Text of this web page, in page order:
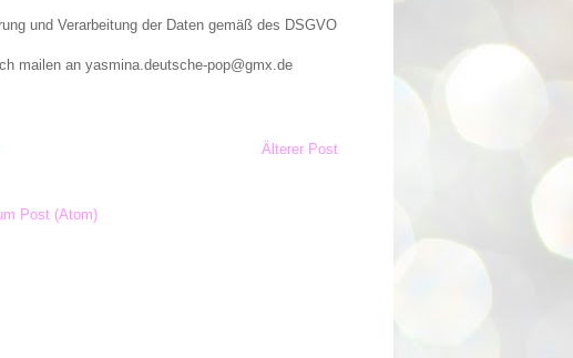
und Verarbeitung der Daten gemäß des DSGVO
mailen an yasmina.deutsche-pop@gmx.de
Älterer Post
Post (Atom)